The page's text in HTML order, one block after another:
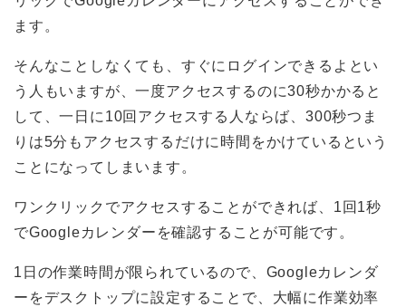
ます。
そんなことしなくても、すぐにログインできるよとい
う人もいますが、一度アクセスするのに30秒かかると
して、一日に10回アクセスする人ならば、300秒つま
りは5分もアクセスするだけに時間をかけているという
ことになってしまいます。
ワンクリックでアクセスすることができれば、1回1秒
でGoogleカレンダーを確認することが可能です。
1日の作業時間が限られているので、Googleカレンダ
ーをデスクトップに設定することで、大幅に作業効率